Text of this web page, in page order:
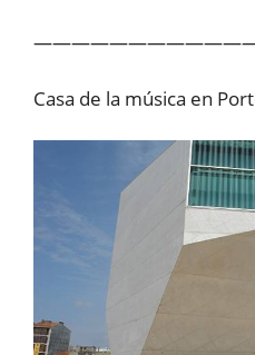
Casa de la música en